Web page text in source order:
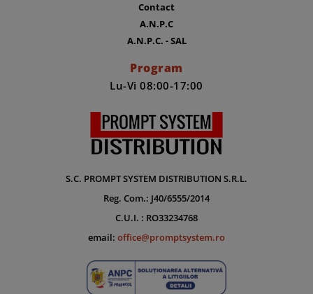
Contact
A.N.P.C
A.N.P.C. - SAL
Program
Lu-Vi 08:00-17:00
S.C. PROMPT SYSTEM DISTRIBUTION S.R.L.
Reg. Com.: J40/6555/2014
C.U.I. : RO33234768
email: office@promptsystem.ro